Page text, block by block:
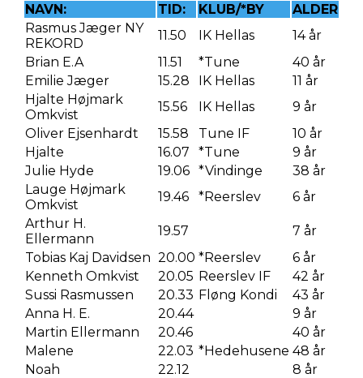
NAVN: TID: KLUB/*BY
ALDER
Rasmus Jæger NY
REKORD
11.50 IK Hellas
14 år
Brian E.A
11.51 *Tune
40 år
Emilie Jæger
15.28 IK Hellas
11 år
Hjalte Højmark
Omkvist
15.56 IK Hellas
9 år
Oliver Ejsenhardt
15.58 Tune IF
10 år
Hjalte
16.07 *Tune
9 år
Julie Hyde
19.06 *Vindinge
38 år
Lauge Højmark
Omkvist
19.46 *Reerslev
6 år
Arthur H.
Ellermann
19.57
7 år
Tobias Kaj Davidsen 20.00 *Reerslev
6 år
Kenneth Omkvist
20.05 Reerslev IF
42 år
Sussi Rasmussen
20.33 Fløng Kondi
43 år
Anna H. E.
20.44
9 år
Martin Ellermann
20.46
40 år
Malene
22.03 *Hedehusene 48 år
Noah
22.12
8 år